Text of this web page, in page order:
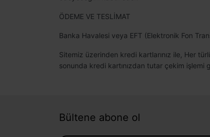
ÖDEME VE TESLİMAT
Banka Havalesi veya EFT (Elektronik Fon
Sitemiz üzerinden kredi kartlarınız ile, Her
sonunda kredi kartınızdan tutar çekim işlemi
Bültene abone ol